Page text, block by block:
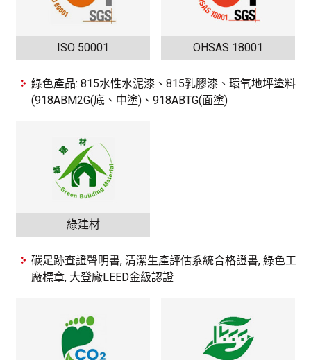
ISO 50001 OHSAS 18001
綠色產品: 815水性水泥漆、815乳膠漆、環氧地坪塗料
(918ABM2G(底、中塗)、918ABTG(面塗)
綠建材
碳足跡查證聲明書, 清潔生產評估系統合格證書, 綠色工
廠標章, 大登廠LEED金級認證